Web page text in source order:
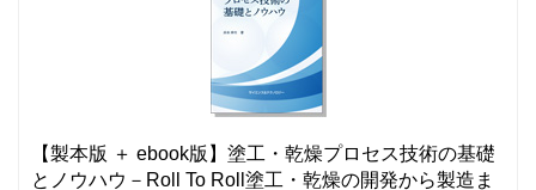
【製本版 ＋ ebook版】塗工・乾燥プロセス技術の基礎
とノウハウ－Roll To Roll塗工・乾燥の開発から製造ま